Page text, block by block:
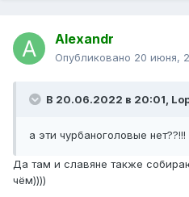
Alexandr
Опубликовано 20 июня,
В 20.06.2022 в 20:01,
а эти чурбаноголовые нет??!!!
Да там и славяне также
чём))))